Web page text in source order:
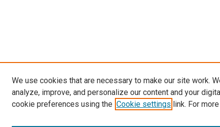
We use cookies that are necessary to make our site work.
analyze, improve, and personalize our content and your
cookie preferences using the Cookie settings link. For